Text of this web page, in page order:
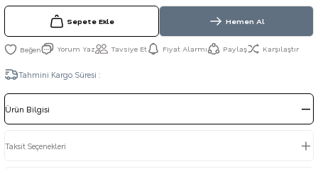
Sepete Ekle Hemen Al
Yorum Yaz Tavsiye Et Fiyat Alarmı Paylaş Karşılaştır
Tahmini Kargo Süresi :
Ürün Bilgisi
Taksit Seçenekleri